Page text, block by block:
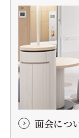
面会につ